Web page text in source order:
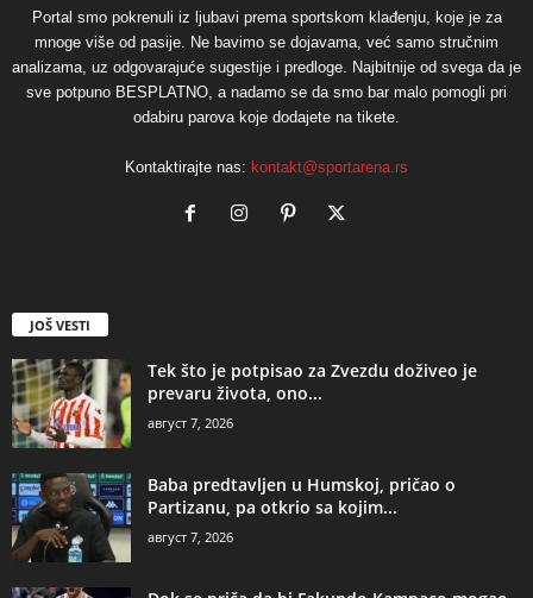
Portal smo pokrenuli iz ljubavi prema sportskom klađenju, koje je za
mnoge više od pasije. Ne bavimo se dojavama, već samo stručnim
analizama, uz odgovarajuće sugestije i predloge. Najbitnije od svega da je
sve potpuno BESPLATNO, a nadamo se da smo bar malo pomogli pri
odabiru parova koje dodajete na tikete.
Kontaktirajte nas: kontakt@sportarena.rs
JOŠ VESTI
Tek što je potpisao za Zvezdu doživeo je
prevaru života, ono...
август 7, 2026
Baba predtavljen u Humskoj, pričao o
Partizanu, pa otkrio sa kojim...
август 7, 2026